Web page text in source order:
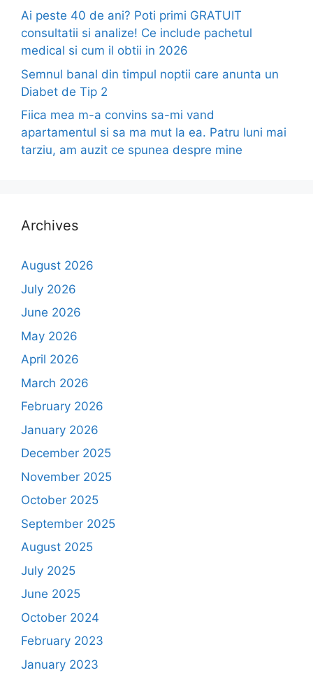
Ai peste 40 de ani? Poti primi GRATUIT
consultatii si analize! Ce include pachetul
medical si cum il obtii in 2026
Semnul banal din timpul noptii care anunta un
Diabet de Tip 2
Fiica mea m-a convins sa-mi vand
apartamentul si sa ma mut la ea. Patru luni mai
tarziu, am auzit ce spunea despre mine
Archives
August 2026
July 2026
June 2026
May 2026
April 2026
March 2026
February 2026
January 2026
December 2025
November 2025
October 2025
September 2025
August 2025
July 2025
June 2025
October 2024
February 2023
January 2023